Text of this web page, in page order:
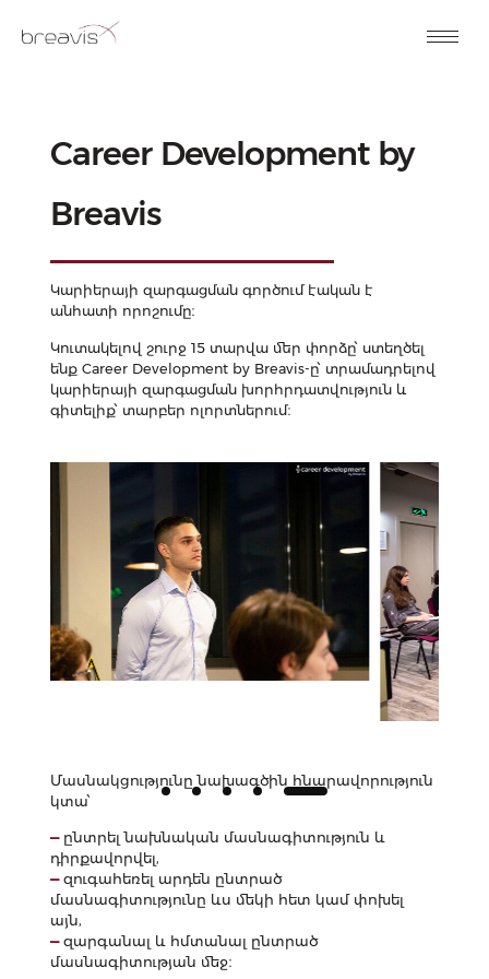
Career Development by
Breavis
Կարիերայի զարգացման գործում էական է
անհատի որոշումը։
Կուտակելով շուրջ 15 տարվա մեր փորձը՝ ստեղծել
ենք Career Development by Breavis-ը՝ տրամադրելով
կարիերայի զարգացման խորհրդատվություն և
գիտելիք՝ տարբեր ոլորտներում։
Մասնակցությունը նախագծին հնարավորություն
կտա՝
— ընտրել նախնական մասնագիտություն և
դիրքավորվել,
— զուգահեռել արդեն ընտրած
մասնագիտությունը ևս մեկի հետ կամ փոխել
այն,
— զարգանալ և հմտանալ ընտրած
մասնագիտության մեջ։